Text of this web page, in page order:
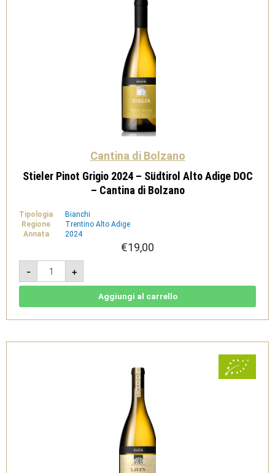
Cantina di Bolzano
Stieler Pinot Grigio 2024 – Südtirol Alto Adige DOC
– Cantina di Bolzano
Tipologia
Bianchi
Regione
Trentino Alto Adige
Annata
2024
€19,00
-
Stieler
Pinot
Grigio
2024
Adige
Cantina
+
Aggiungi al carrello